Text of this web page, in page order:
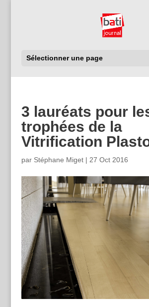
Sélectionner une page
3 lauréats pour
trophées de la
Vitrification
par Stéphane Miget| 27 Oct 2016